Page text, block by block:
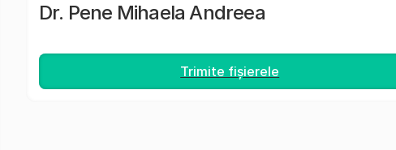
Dr. Pene Mihaela Andreea
Trimite fișierele